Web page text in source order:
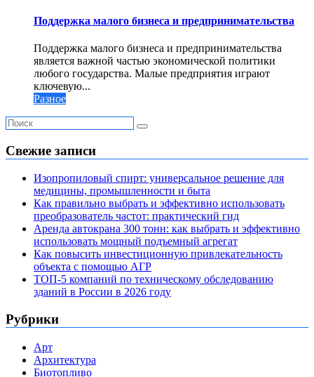
Поддержка малого бизнеса и предпринимательства
Поддержка малого бизнеса и предпринимательства
является важной частью экономической политики
любого государства. Малые предприятия играют
ключевую...
Разное
Свежие записи
Изопропиловый спирт: универсальное решение для
медицины, промышленности и быта
Как правильно выбрать и эффективно использовать
преобразователь частот: практический гид
Аренда автокрана 300 тонн: как выбрать и эффективно
использовать мощный подъемный агрегат
Как повысить инвестиционную привлекательность
объекта с помощью АГР
ТОП-5 компаний по техническому обследованию
зданий в России в 2026 году
Рубрики
Арт
Архитектура
Биотопливо